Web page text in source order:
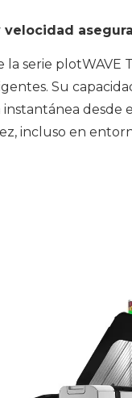
la serie
Su
instantánea
incluso en